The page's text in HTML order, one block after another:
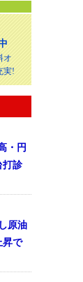
オ
実!
・円
打診
原油
昇で